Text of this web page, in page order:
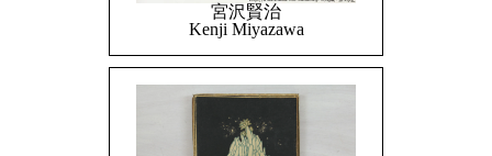
宮沢賢治
Kenji Miyazawa